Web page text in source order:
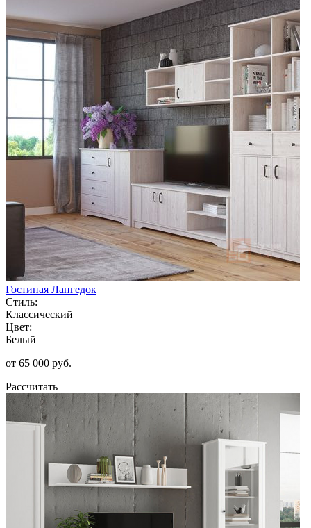
Гостиная Лангедок
Стиль:
Классический
Цвет:
Белый
от 65 000 руб.
Рассчитать